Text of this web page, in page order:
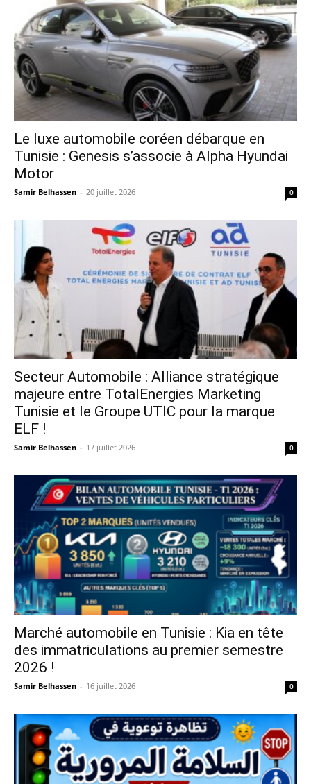
Le luxe automobile coréen débarque en
Tunisie : Genesis s’associe à Alpha Hyundai
Motor
Samir Belhassen - 20 juillet 2026 0
Secteur Automobile : Alliance stratégique
majeure entre TotalEnergies Marketing
Tunisie et le Groupe UTIC pour la marque
ELF !
Samir Belhassen - 17 juillet 2026 0
Marché automobile en Tunisie : Kia en tête
des immatriculations au premier semestre
2026 !
Samir Belhassen - 16 juillet 2026 0